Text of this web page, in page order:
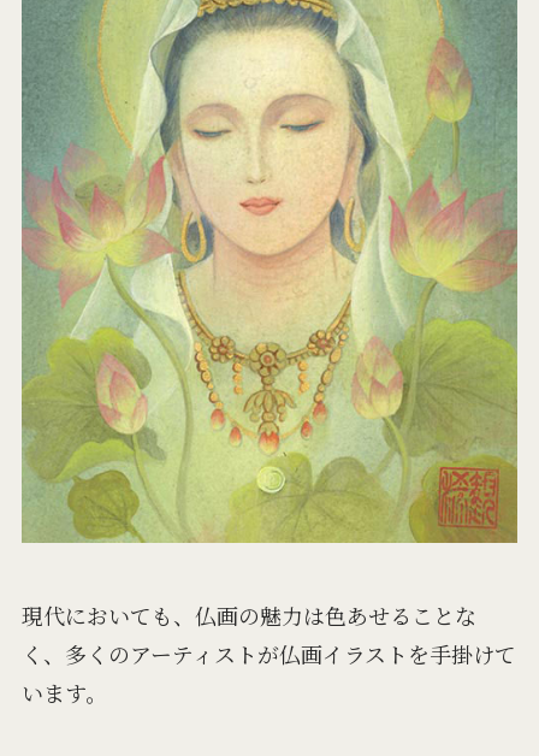
現代においても、仏画の魅力は色あせることな
く、多くのアーティストが仏画イラストを手掛けて
います。